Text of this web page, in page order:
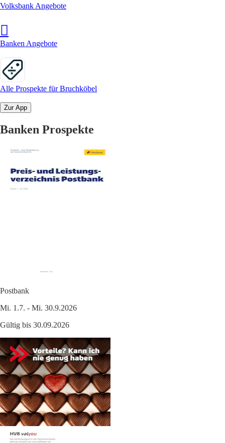
Volksbank Angebote
Banken Angebote
Alle Prospekte für Bruchköbel
Zur App
Banken Prospekte
Postbank
Mi. 1.7. - Mi. 30.9.2026
Gültig bis 30.09.2026